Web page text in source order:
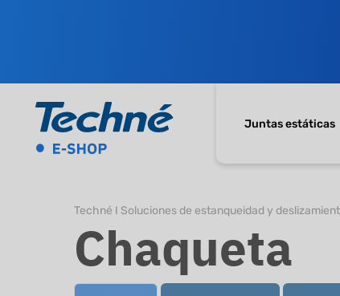
Juntas estáticas
Techné I Soluciones de estanqueidad y
Chaqueta